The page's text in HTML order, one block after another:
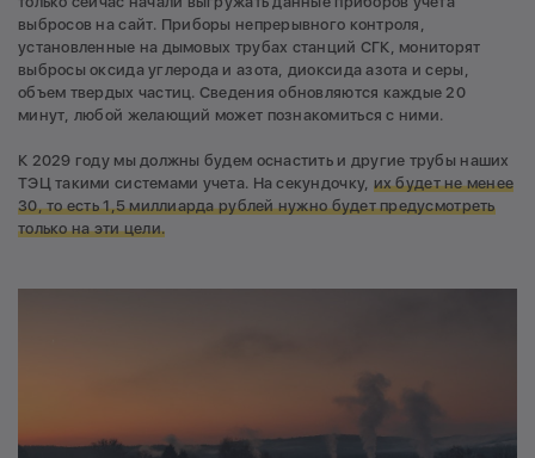
выбросов на сайт. Приборы непрерывного контроля,
установленные на дымовых трубах станций СГК, мониторят
выбросы оксида углерода и азота, диоксида азота и серы,
объем твердых частиц. Сведения обновляются каждые 20
минут, любой желающий может познакомиться с ними.
К 2029 году мы должны будем оснастить и другие трубы наших
ТЭЦ такими системами учета. На секундочку, их будет не менее
30, то есть 1,5 миллиарда рублей нужно будет предусмотреть
только на эти цели.